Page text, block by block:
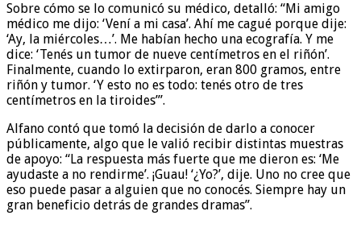
Sobre cómo se lo comunicó su médico, detalló: “Mi amigo
médico me dijo: ‘Vení a mi casa’. Ahí me cagué porque dije:
‘Ay, la miércoles…’. Me habían hecho una ecografía. Y me
dice: ‘Tenés un tumor de nueve centímetros en el riñón’.
Finalmente, cuando lo extirparon, eran 800 gramos, entre
riñón y tumor. ‘Y esto no es todo: tenés otro de tres
centímetros en la tiroides’”.
Alfano contó que tomó la decisión de darlo a conocer
públicamente, algo que le valió recibir distintas muestras
de apoyo: “La respuesta más fuerte que me dieron es: ‘Me
ayudaste a no rendirme’. ¡Guau! ‘¿Yo?’, dije. Uno no cree que
eso puede pasar a alguien que no conocés. Siempre hay un
gran beneficio detrás de grandes dramas”.